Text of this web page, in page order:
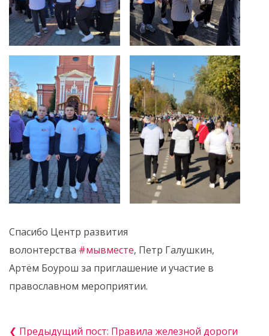
Спасибо Центр развития
волонтерства #мывместе, Петр Галушкин,
Артём Боурош за приглашение и участие в
православном мероприятии.
❮ Предыдущий пост: Правила железной дороги